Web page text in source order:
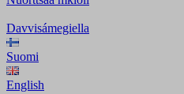
Davvisámegiella
Suomi
English